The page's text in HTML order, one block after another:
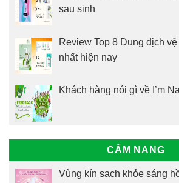
sau sinh
Review Top 8 Dung dịch
nhất hiện nay
Khách hàng nói gì về I’m
CẨM NANG
Vùng kín sạch khỏe sáng